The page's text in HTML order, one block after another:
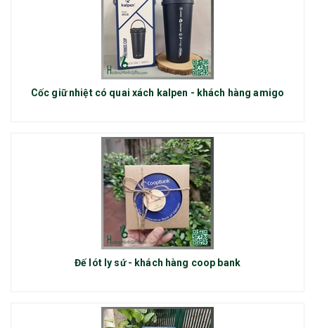
Cốc giữ nhiệt có quai xách kalpen - khách hàng amigo
Đế lót ly sứ - khách hàng coop bank